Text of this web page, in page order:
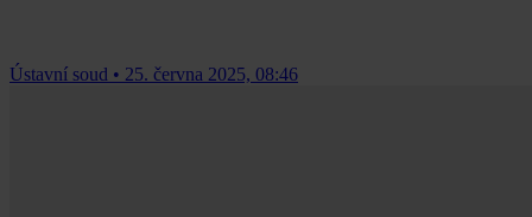
Ústavní soud • 25. června 2025, 08:46